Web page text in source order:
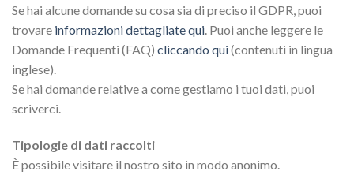
Se hai alcune domande su cosa sia di preciso il GDPR, puoi
trovare informazioni dettagliate qui. Puoi anche leggere le
Domande Frequenti (FAQ) cliccando qui(contenuti in lingua
inglese).
Se hai domande relative a come gestiamo i tuoi dati, puoi
scriverci.
Tipologie di dati raccolti
È possibile visitare il nostro sito in modo anonimo.